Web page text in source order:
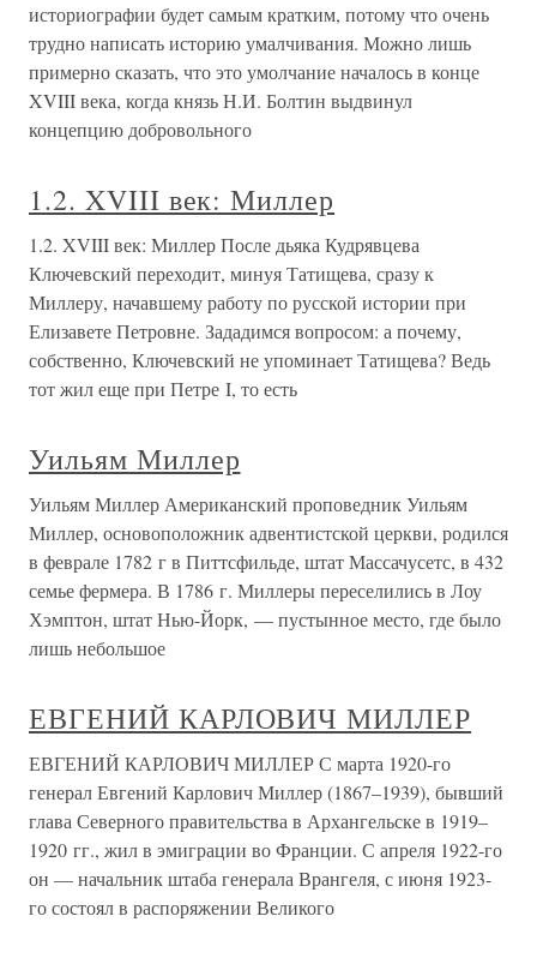
историографии будет самым кратким, потому что очень
трудно написать историю умалчивания. Можно лишь
примерно сказать, что это умолчание началось в конце
XVIII века, когда князь Н.И. Болтин выдвинул
концепцию добровольного
1.2. XVIII век: Миллер
1.2. XVIII век: Миллер После дьяка Кудрявцева
Ключевский переходит, минуя Татищева, сразу к
Миллеру, начавшему работу по русской истории при
Елизавете Петровне. Зададимся вопросом: а почему,
собственно, Ключевский не упоминает Татищева? Ведь
тот жил еще при Петре I, то есть
Уильям Миллер
Уильям Миллер Американский проповедник Уильям
Миллер, основоположник адвентистской церкви, родился
в феврале 1782 г в Питтсфильде, штат Массачусетс, в 432
семье фермера. В 1786 г. Миллеры переселились в Лоу
Хэмптон, штат Нью-Йорк, — пустынное место, где было
лишь небольшое
ЕВГЕНИЙ КАРЛОВИЧ МИЛЛЕР
ЕВГЕНИЙ КАРЛОВИЧ МИЛЛЕР С марта 1920-го
генерал Евгений Карлович Миллер (1867–1939), бывший
глава Северного правительства в Архангельске в 1919–
1920 гг., жил в эмиграции во Франции. С апреля 1922-го
он — начальник штаба генерала Врангеля, с июня 1923-
го состоял в распоряжении Великого